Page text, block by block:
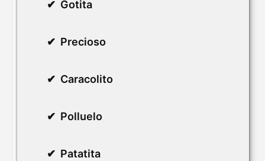
Gotita
Precioso
Caracolito
Polluelo
Patatita